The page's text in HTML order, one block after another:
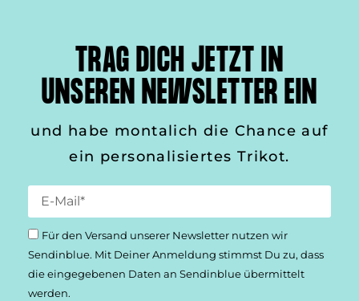
TRAG DICH JETZT IN
UNSEREN NEWSLETTER EIN
und habe montalich die Chance auf
ein personalisiertes Trikot.
Für den Versand unserer Newsletter nutzen wir
Sendinblue. Mit Deiner Anmeldung stimmst Du zu, dass
die einge­gebenen Daten an Sendinblue übermittelt
werden.